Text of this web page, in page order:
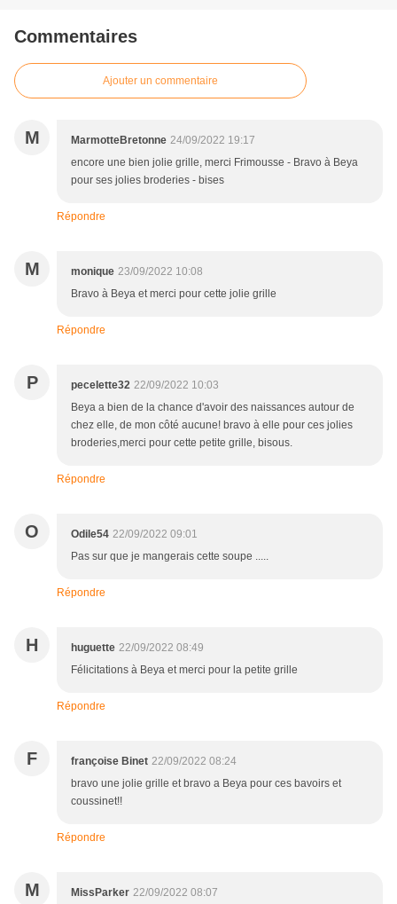
Commentaires
Ajouter un commentaire
M MarmotteBretonne 24/09/2022 19:17
encore une bien jolie grille, merci Frimousse - Bravo à Beya
pour ses jolies broderies - bises
Répondre
M monique 23/09/2022 10:08
Bravo à Beya et merci pour cette jolie grille
Répondre
P pecelette32 22/09/2022 10:03
Beya a bien de la chance d'avoir des naissances autour de
chez elle, de mon côté aucune! bravo à elle pour ces jolies
broderies,merci pour cette petite grille, bisous.
Répondre
O Odile54 22/09/2022 09:01
Pas sur que je mangerais cette soupe .....
Répondre
H huguette 22/09/2022 08:49
Félicitations à Beya et merci pour la petite grille
Répondre
F françoise Binet 22/09/2022 08:24
bravo une jolie grille et bravo a Beya pour ces bavoirs et
coussinet!!
Répondre
M MissParker 22/09/2022 08:07